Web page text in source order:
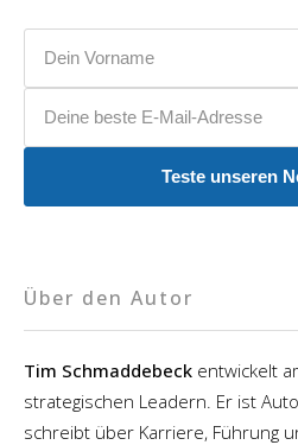
Teste unseren
Über den Autor
Tim Schmaddebeck entwickelt
strategischen Leadern. Er ist
schreibt über Karriere, Führung